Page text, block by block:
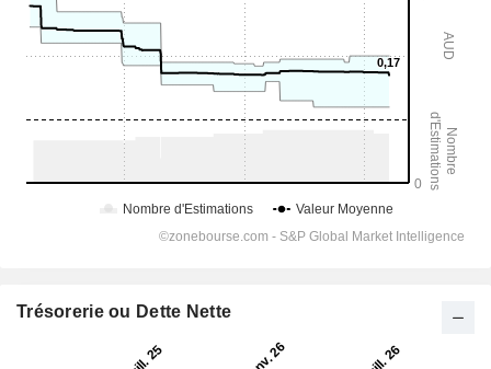
Trésorerie ou Dette Nette